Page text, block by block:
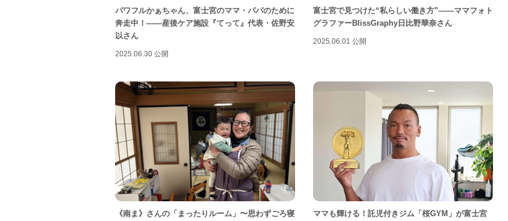
パワフルかぁちゃん、富士宮のママ・パパのために
奔走中！——産後ケア施設『てって』代表・佐野安
以さん
2025.06.30 公開
富士宮で見つけた“私らしい働き方”——ママフォト
グラファーBlissGraphy日比野華奈さん
2025.06.01 公開
《南ま》さんの「まったりルーム」〜思わずごろ寝
ママも輝ける！託児付きジム「桜GYM」が富士宮